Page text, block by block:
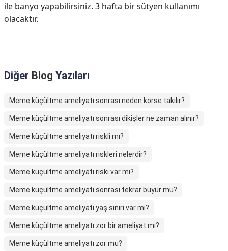
ile banyo yapabilirsiniz. 3 hafta bir sütyen kullanımı
olacaktır.
Diğer Blog Yazıları
Meme küçültme ameliyatı sonrası neden korse takılır?
Meme küçültme ameliyatı sonrası dikişler ne zaman alınır?
Meme küçültme ameliyatı riskli mı?
Meme küçültme ameliyatı riskleri nelerdir?
Meme küçültme ameliyatı riski var mı?
Meme küçültme ameliyatı sonrası tekrar büyür mü?
Meme küçültme ameliyatı yaş sınırı var mı?
Meme küçültme ameliyatı zor bir ameliyat mı?
Meme küçültme ameliyatı zor mu?